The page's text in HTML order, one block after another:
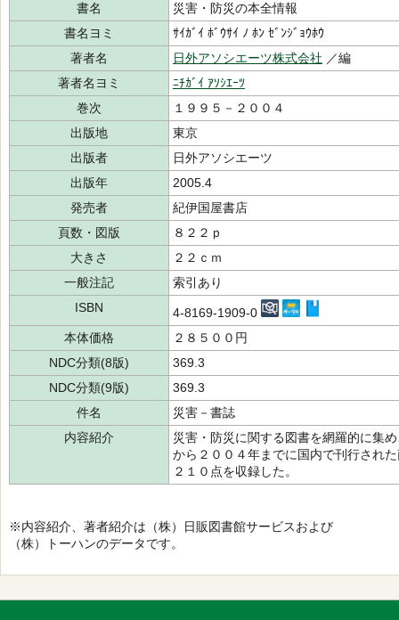
書名
災害・防災の本全情報
書名ヨミ
ｻｲｶﾞｲ ﾎﾞｳｻｲ ﾉ ﾎﾝ ｾﾞﾝｼﾞｮｳﾎｳ
著者名
日外アソシエーツ株式会社 ／編
著者名ヨミ
ﾆﾁｶﾞｲ ｱｿｼｴｰﾂ
巻次
１９９５－２００４
出版地
東京
出版者
日外アソシエーツ
出版年
2005.4
発売者
紀伊国屋書店
頁数・図版
８２２ｐ
大きさ
２２ｃｍ
一般注記
索引あり
ISBN
4-8169-1909-0
本体価格
２８５００円
NDC分類(8版)
369.3
NDC分類(9版)
369.3
件名
災害－書誌
内容紹介
災害・防災に関する図書を網羅的に集
から２００４年までに国内で刊行され
２１０点を収録した。
※内容紹介、著者紹介は（株）日販図書館サービスおよび
（株）トーハンのデータです。